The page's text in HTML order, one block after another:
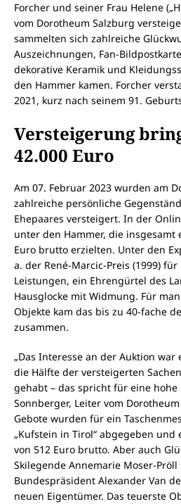
Forcher und seiner Frau Helene
vom Dorotheum Salzburg
sammelten sich zahlreiche
Auszeichnungen, Fan-
dekorative Keramik und
den Hammer kamen. Forcher
2021, kurz nach seinem 91.
Versteigerung
42.000 Euro
Am 07. Februar 2023 wurden am
zahlreiche persönliche
Ehepaares versteigert. In der
unter den Hammer, die insgesamt
Euro brutto erzielten. Unter den
a. der René-Marcic-Preis (1999)
Leistungen, ein Ehrengürtel des
Hausglocke mit Widmung. Für
Objekte kam das bis zu 40-fache
zusammen.
„Das Interesse an der Auktion
die Hälfte der versteigerten
gehabt – das spricht für eine hohe
Sonnberger, Leiter vom
Gebote wurden für ein
„Kufstein in Tirol“ abgegeben und
von 512 Euro brutto. Aber auch
Skilegende Annemarie Moser-Pröll
Bundespräsident Alexander Van
neuen Eigentümer. Das teuerste